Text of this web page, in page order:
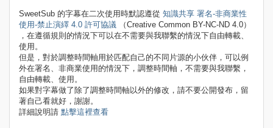
SweetSub 的字幕在二次使用時默認遵從 知識共享 署名-非商業性
使用-禁止演繹 4.0 許可協議 （Creative Common BY-NC-ND 4.0）
，在遵循規則的情況下可以在不需要與我聯繫的情況下自由轉載、
使用。
但是，對於調整時間軸用於匹配自己的不同片源的小伙伴，可以例
外在署名、非商業使用的情況下，調整時間軸，不需要與我聯繫，
自由轉載、使用。
如果對字幕做了除了調整時間軸以外的修改，請不要公開發布，留
著自己看就好，謝謝。
詳細說明請 點擊這裡查看